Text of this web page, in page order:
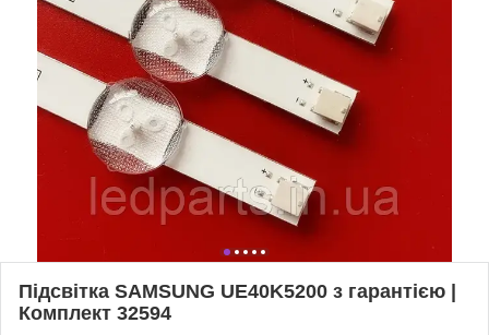
Підсвітка SAMSUNG UE40K5200 з гарантією |
Комплект 32594